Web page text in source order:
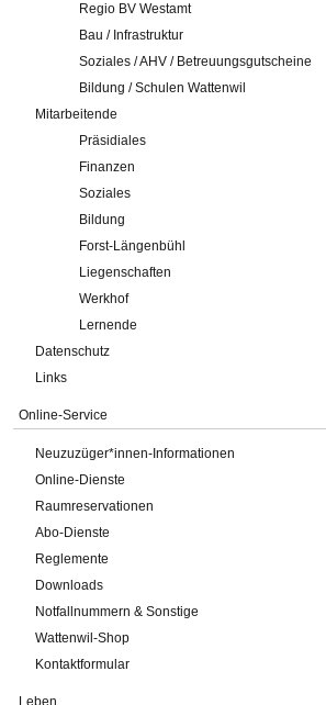
Regio BV Westamt
Bau / Infrastruktur
Soziales / AHV / Betreuungsgutscheine
Bildung / Schulen Wattenwil
Mitarbeitende
Präsidiales
Finanzen
Soziales
Bildung
Forst-Längenbühl
Liegenschaften
Werkhof
Lernende
Datenschutz
Links
Online-Service
Neuzuzüger*innen-Informationen
Online-Dienste
Raumreservationen
Abo-Dienste
Reglemente
Downloads
Notfallnummern & Sonstige
Wattenwil-Shop
Kontaktformular
Leben